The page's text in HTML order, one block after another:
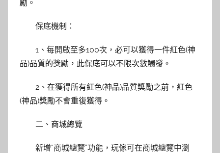
勵。
保底機制：
1、每開啟至多100次，必可以獲得一件紅色(神
品)品質的獎勵，此保底可以不限次數觸發。
2、在獲得所有紅色(神品)品質獎勵之前，紅色
(神品)獎勵不會重復獲得。
二、商城總覽
新增“商城總覽”功能，玩傢可在商城總覽中瀏